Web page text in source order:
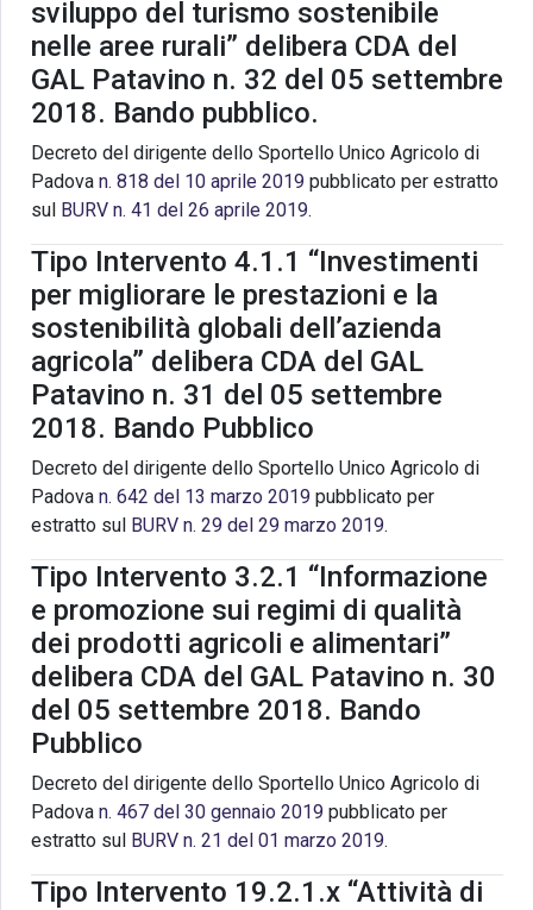
sviluppo del turismo sostenibile
nelle aree rurali” delibera CDA del
GAL Patavino n. 32 del 05 settembre
2018. Bando pubblico.
Decreto del dirigente dello Sportello Unico Agricolo di
Padova n. 818 del 10 aprile 2019 pubblicato per estratto
sul BURV n. 41 del 26 aprile 2019.
Tipo Intervento 4.1.1 “Investimenti
per migliorare le prestazioni e la
sostenibilità globali dell’azienda
agricola” delibera CDA del GAL
Patavino n. 31 del 05 settembre
2018. Bando Pubblico
Decreto del dirigente dello Sportello Unico Agricolo di
Padova n. 642 del 13 marzo 2019 pubblicato per
estratto sul BURV n. 29 del 29 marzo 2019.
Tipo Intervento 3.2.1 “Informazione
e promozione sui regimi di qualità
dei prodotti agricoli e alimentari”
delibera CDA del GAL Patavino n. 30
del 05 settembre 2018. Bando
Pubblico
Decreto del dirigente dello Sportello Unico Agricolo di
Padova n. 467 del 30 gennaio 2019 pubblicato per
estratto sul BURV n. 21 del 01 marzo 2019.
Tipo Intervento 19.2.1.x “Attività di